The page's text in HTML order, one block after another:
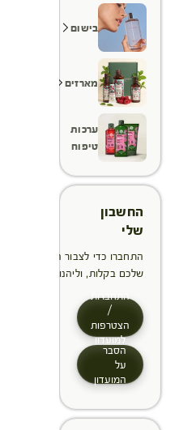
בישום
מארזים
ערכות
טיפוח
החשבון
שלי
התחברו כדי לצבור הטבות, לנהל
שלכם בקלות, וליהנות מתהליך
התחברות
/
הצטרפות
למועדון
הסבר
על
המועדון